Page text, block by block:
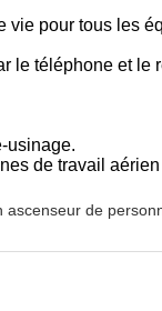
vie pour tous les
le téléphone et le
usinage.
de travail
ascenseur de